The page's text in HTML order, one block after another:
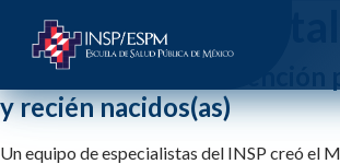
Etiqueta:
Transformando la Atención
y recién nacidos(as)
Un equipo de especialistas del INSP creó el